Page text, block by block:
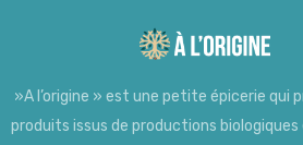
»A l’origine » est une petite épicerie qui
produits issus de productions